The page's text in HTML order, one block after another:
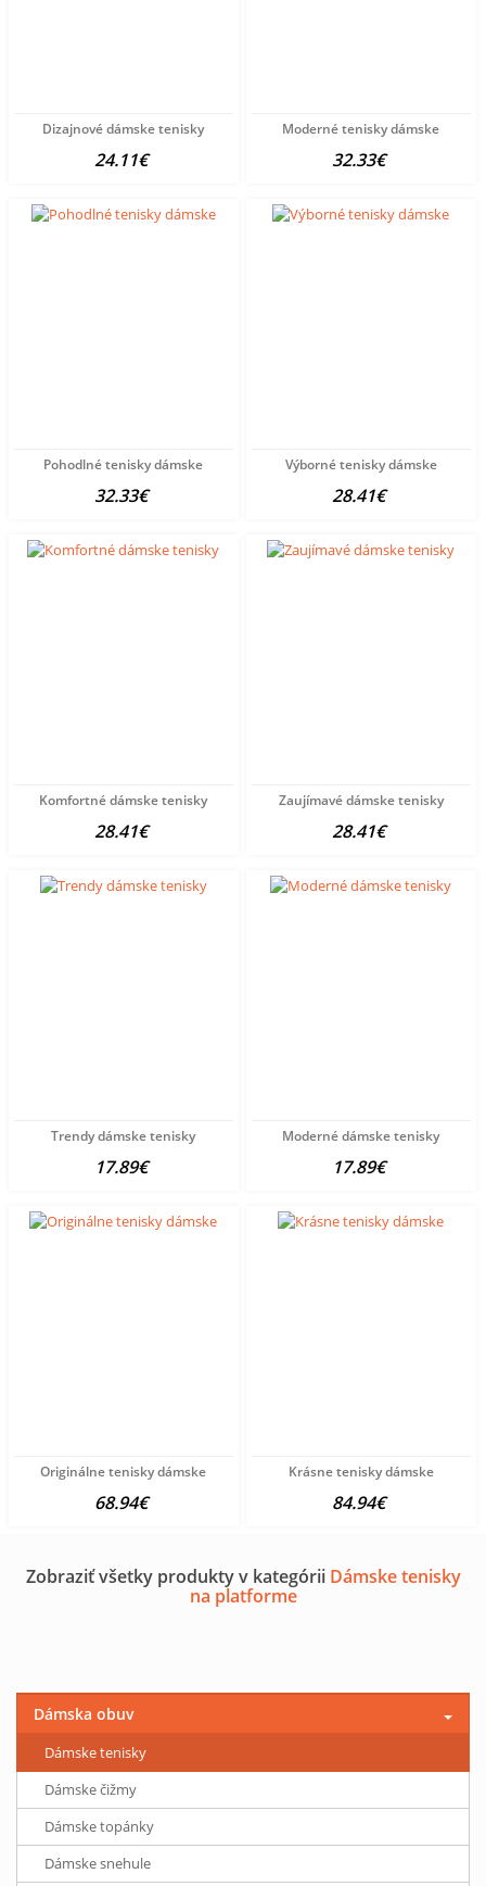
Dizajnové dámske tenisky
24.11€
Moderné tenisky dámske
32.33€
Pohodlné tenisky dámske
32.33€
Výborné tenisky dámske
28.41€
Komfortné dámske tenisky
28.41€
Zaujímavé dámske tenisky
28.41€
Trendy dámske tenisky
17.89€
Moderné dámske tenisky
17.89€
Originálne tenisky dámske
68.94€
Krásne tenisky dámske
84.94€
Zobraziť všetky produkty v kategórii Dámske tenisky
na platforme
Dámska obuv
Dámske tenisky
Dámske čižmy
Dámske topánky
Dámske snehule